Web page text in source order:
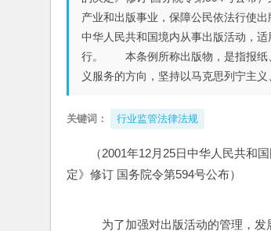
产业和出版事业，保障公民依法行使
中华人民共和国境内从事出版活动，
行。 本条例所称出版物，是指报纸
义服务的方向，坚持以马克思列宁主义
关键词： 行业监管法律法规
（2001年12月25日中华人民共和
定》修订 国务院令第594号公布）
为了加强对出版活动的管理，发